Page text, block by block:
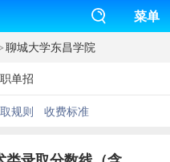
菜单
聊城大学东昌学院
单招
规则 收费标准